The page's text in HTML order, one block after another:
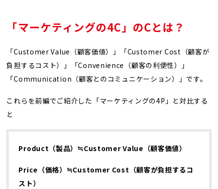
「マーケティングの4C」のCとは？
「Customer Value（顧客価値）」「Customer Cost（顧客が
負担するコスト）」「Convenience（顧客の利便性）」
「Communication（顧客とのコミュニケーション）」です。
これらを前編でご紹介した「マーケティングの4P」と対比する
と
Product（製品）≒Customer Value（顧客価値）
Price（価格）≒Customer Cost（顧客が負担するコ
スト）